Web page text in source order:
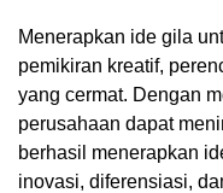
Menerapkan ide gila
pemikiran kreatif,
yang cermat. Dengan
perusahaan dapat
berhasil menerapkan
inovasi, diferensiasi,